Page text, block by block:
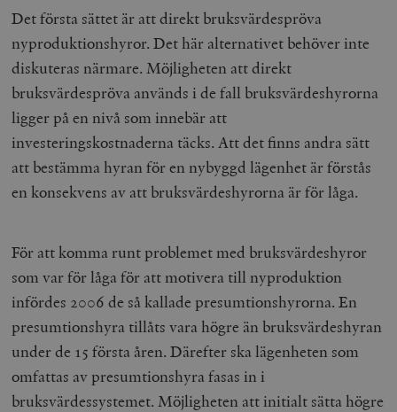
Det första sättet är att direkt bruksvärdespröva
nyproduktionshyror. Det här alternativet behöver inte
diskuteras närmare. Möjligheten att direkt
bruksvärdespröva används i de fall bruksvärdeshyrorna
ligger på en nivå som innebär att
investeringskostnaderna täcks. Att det finns andra sätt
att bestämma hyran för en nybyggd lägenhet är förstås
en konsekvens av att bruksvärdeshyrorna är för låga.
För att komma runt problemet med bruksvärdeshyror
som var för låga för att motivera till nyproduktion
infördes 2006 de så kallade presumtionshyrorna. En
presumtionshyra tillåts vara högre än bruksvärdeshyran
under de 15 första åren. Därefter ska lägenheten som
omfattas av presumtionshyra fasas in i
bruksvärdessystemet. Möjligheten att initialt sätta högre